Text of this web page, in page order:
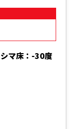
マ床：-30度